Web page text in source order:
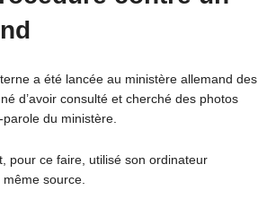
a été lancée au ministère allemand des
d’avoir consulté et cherché des photos
du ministère.
pour ce faire, utilisé son ordinateur
source.